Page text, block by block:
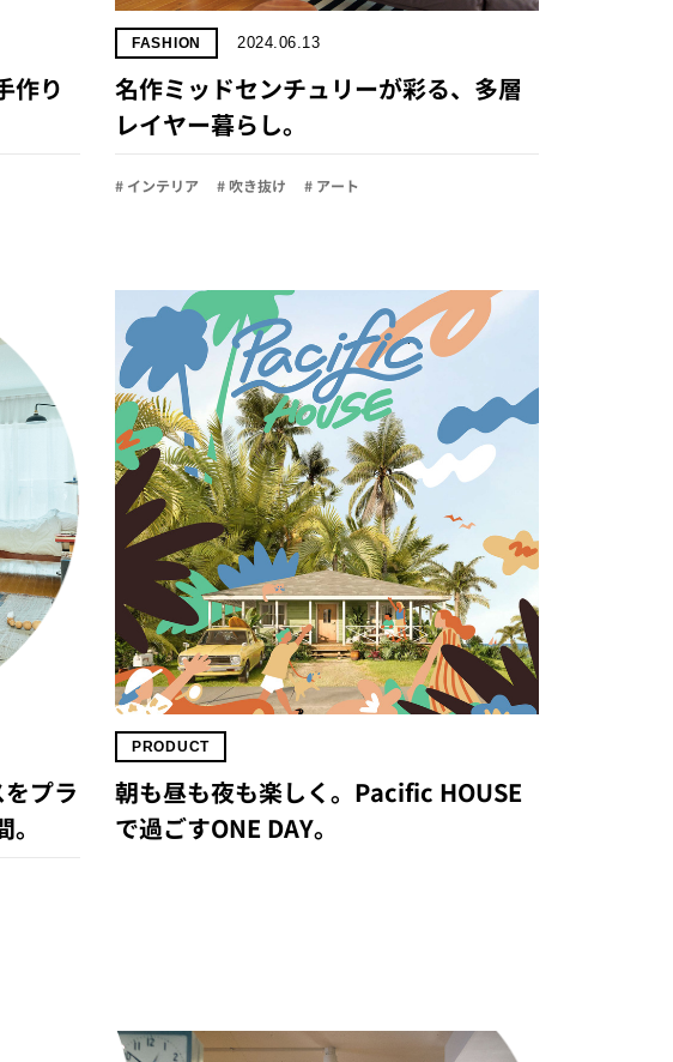
作り
FASHION 2024.06.13
名作ミッドセンチュリーが彩る、多層
レイヤー暮らし。
# インテリア # 吹き抜け # アート
プラ
PRODUCT
朝も昼も夜も楽しく。Pacific HOUSE
で過ごすONE DAY。